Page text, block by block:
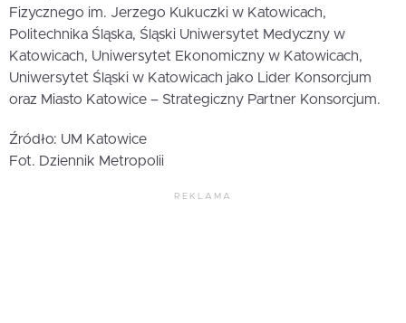
Fizycznego im. Jerzego Kukuczki w Katowicach,
Politechnika Śląska, Śląski Uniwersytet Medyczny w
Katowicach, Uniwersytet Ekonomiczny w Katowicach,
Uniwersytet Śląski w Katowicach jako Lider Konsorcjum
oraz Miasto Katowice – Strategiczny Partner Konsorcjum.
Źródło: UM Katowice
Fot. Dziennik Metropolii
REKLAMA